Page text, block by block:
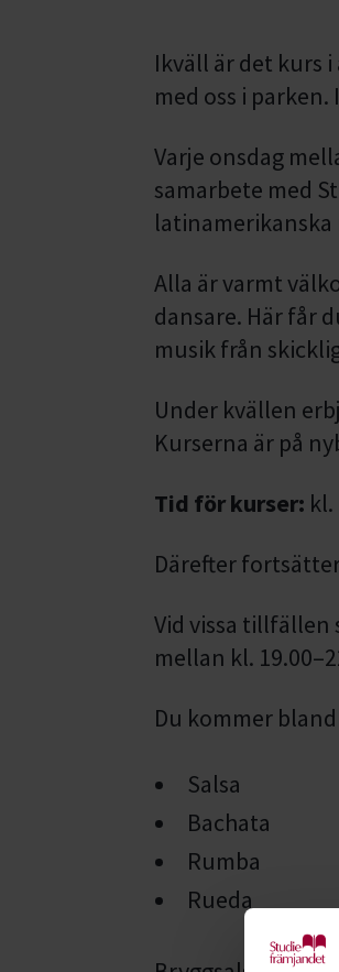
Ikväll är det kurs
med oss i
Varje onsdag
samarbete med
latinamerikanska
Alla är varmt
dansare. Här får
musik från
Under kvällen
Kurserna är på
Tid för kurser: kl.
Därefter
Vid vissa tillfällen
mellan kl.
Du kommer
Salsa
Bachata
Rumba
Rueda